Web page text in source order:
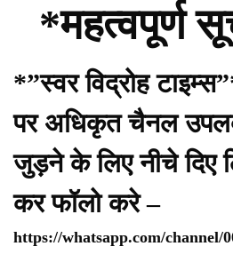
*महत्वपूर्ण
*”स्वर विद्रोह
पर अधिकृत चैनल
जुड़ने के लिए नीचे दिए
कर फॉलो करे –
https://whatsapp.com/channel/